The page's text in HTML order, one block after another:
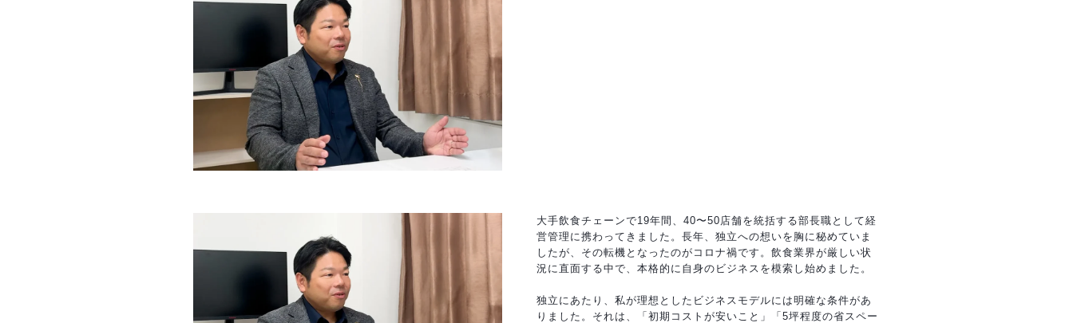
大手飲食チェーンで19年間、40〜50店舗を統括する部長職として経
営管理に携わってきました。長年、独立への想いを胸に秘めていま
したが、その転機となったのがコロナ禍です。飲食業界が厳しい状
況に直面する中で、本格的に自身のビジネスを模索し始めました。
独立にあたり、私が理想としたビジネスモデルには明確な条件があ
りました。それは、「初期コストが安いこと」「5坪程度の省スペー